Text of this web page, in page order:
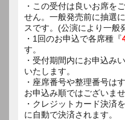
・この受付は良いお席を
せん。一般発売前に抽選
スです。(公演により一般
・1回のお申込で各席種『
す。
・受付期間内にお申込み
いたします。
・座席番号や整理番号は
お申込み順ではございませ
・クレジットカード決済
に自動で決済されます。